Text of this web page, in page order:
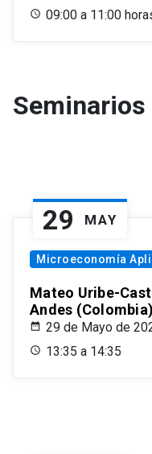
09:00 a 11:00
Seminarios
29 MAY
Microeconomía
Mateo Uribe-
Andes (Colombia)
29 de Mayo de
13:35 a 14:35